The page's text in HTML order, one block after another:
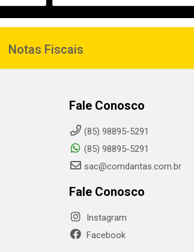
Notas Fiscais
Fale Conosco
(85) 98895-5291
(85) 98895-5291
sac@comdantas.com.br
Fale Conosco
Instagram
Facebook